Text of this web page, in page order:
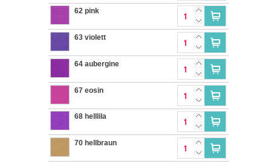
62 pink
63 violett
64 aubergine
67 eosin
68 helllila
70 hellbraun